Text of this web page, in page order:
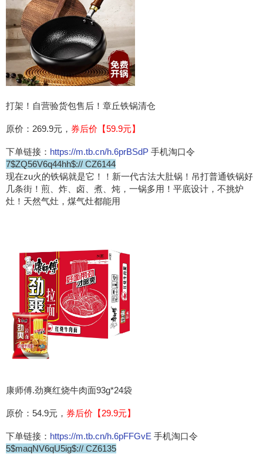
打架！自营验货包售后！章丘铁锅清仓
原价：269.9元， 券后价【59.9元】
下单链接： https://m.tb.cn/h.6prBSdP 手机淘口令
7$ZQ56V6q44hh$:// CZ6144
现在zu火的铁锅就是它！！新一代古法大肚锅！吊打普通铁锅好
几条街！煎、炸、卤、煮、炖，一锅多用！平底设计，不挑炉
灶！天然气灶，煤气灶都能用
康师傅.劲爽红烧牛肉面93g*24袋
原价：54.9元， 券后价【29.9元】
下单链接： https://m.tb.cn/h.6pFFGvE 手机淘口令
5$maqNV6qU5ig$:// CZ6135